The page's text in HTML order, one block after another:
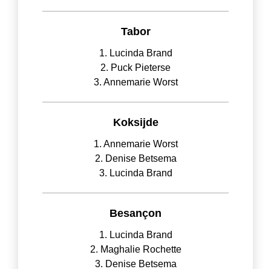
Tabor
1. Lucinda Brand
2. Puck Pieterse
3. Annemarie Worst
Koksijde
1. Annemarie Worst
2. Denise Betsema
3. Lucinda Brand
Besançon
1. Lucinda Brand
2. Maghalie Rochette
3. Denise Betsema